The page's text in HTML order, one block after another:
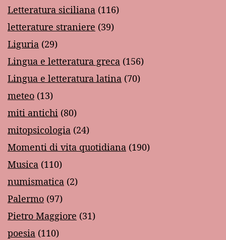
Letteratura siciliana (116)
letterature straniere (39)
Liguria (29)
Lingua e letteratura greca (156)
Lingua e letteratura latina (70)
meteo (13)
miti antichi (80)
mitopsicologia (24)
Momenti di vita quotidiana (190)
Musica (110)
numismatica (2)
Palermo (97)
Pietro Maggiore (31)
poesia (110)